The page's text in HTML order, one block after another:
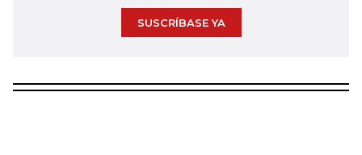
SUSCRÍBASE YA